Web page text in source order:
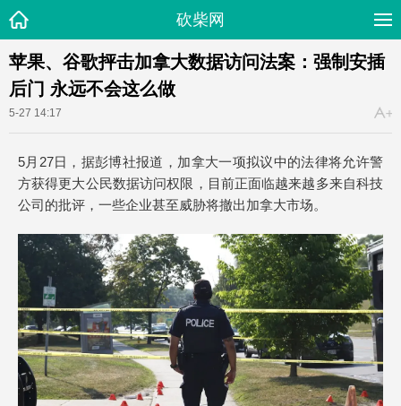
砍柴网
苹果、谷歌抨击加拿大数据访问法案：强制安插
后门 永远不会这么做
5-27 14:17
5月27日，据彭博社报道，加拿大一项拟议中的法律将允许警
方获得更大公民数据访问权限，目前正面临越来越多来自科技
公司的批评，一些企业甚至威胁将撤出加拿大市场。